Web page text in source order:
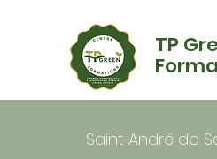
TP
Saint André de